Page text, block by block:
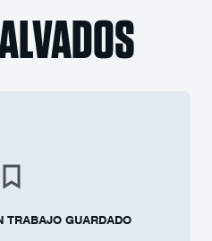
TRABAJO GUARDADO